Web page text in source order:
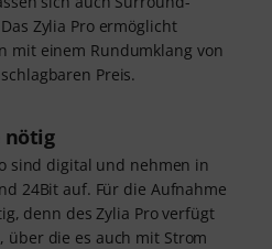
Zylia Pro ermöglicht
mit einem Rundumklang von
Preis.
nötig
sind digital und nehmen in
24Bit auf. Für die Aufnahme
denn des Zylia Pro verfügt
über die es auch mit Strom